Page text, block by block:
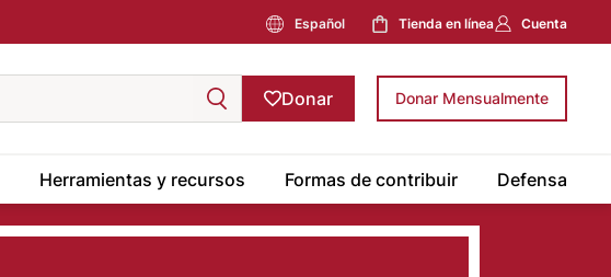
Español Tienda en línea Cuenta
Donar Donar Mensualmente
Herramientas y recursos Formas de contribuir Defensa